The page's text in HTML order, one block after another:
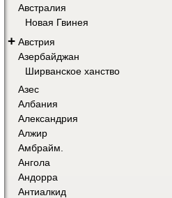
Австралия
Новая Гвинея
+ Австрия
Азербайджан
Ширванское ханство
Азес
Албания
Александрия
Алжир
Амбрайм.
Ангола
Андорра
Антиалкид